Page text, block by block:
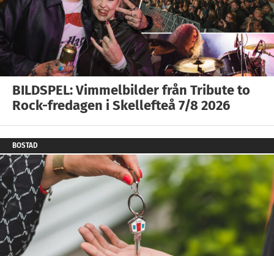
BILDSPEL: Vimmelbilder från Tribute to
Rock-fredagen i Skellefteå 7/8 2026
BOSTAD